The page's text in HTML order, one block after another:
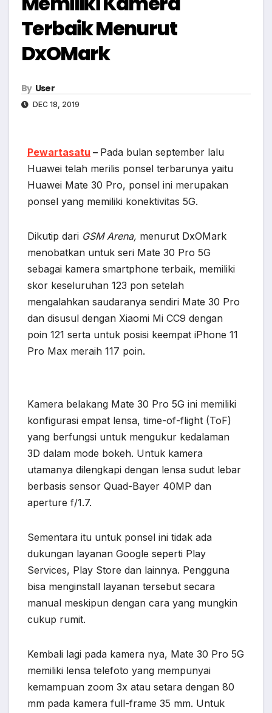
Terbaik Menurut
DxOMark
By User
DEC 18, 2019
Pewartasatu – Pada bulan september lalu
Huawei telah merilis ponsel terbarunya yaitu
Huawei Mate 30 Pro, ponsel ini merupakan
ponsel yang memiliki konektivitas 5G.
Dikutip dari GSM Arena, menurut DxOMark
menobatkan untuk seri Mate 30 Pro 5G
sebagai kamera smartphone terbaik, memiliki
skor keseluruhan 123 pon setelah
mengalahkan saudaranya sendiri Mate 30 Pro
dan disusul dengan Xiaomi Mi CC9 dengan
poin 121 serta untuk posisi keempat iPhone 11
Pro Max meraih 117 poin.
Kamera belakang Mate 30 Pro 5G ini memiliki
konfigurasi empat lensa, time-of-flight (ToF)
yang berfungsi untuk mengukur kedalaman
3D dalam mode bokeh. Untuk kamera
utamanya dilengkapi dengan lensa sudut lebar
berbasis sensor Quad-Bayer 40MP dan
aperture f/1.7.
Sementara itu untuk ponsel ini tidak ada
dukungan layanan Google seperti Play
Services, Play Store dan lainnya. Pengguna
bisa menginstall layanan tersebut secara
manual meskipun dengan cara yang mungkin
cukup rumit.
Kembali lagi pada kamera nya, Mate 30 Pro 5G
memiliki lensa telefoto yang mempunyai
kemampuan zoom 3x atau setara dengan 80
mm pada kamera full-frame 35 mm. Untuk